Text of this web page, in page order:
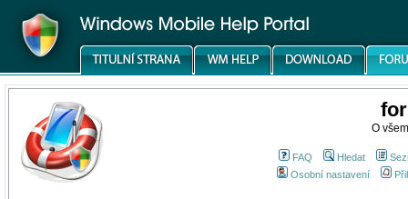
O
FAQ Hledat
Osobní nastavení